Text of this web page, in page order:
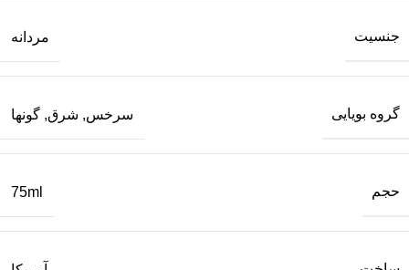
جنسیت مردانه
گروه بویایی سرخس, شرق, گونها
حجم 75ml